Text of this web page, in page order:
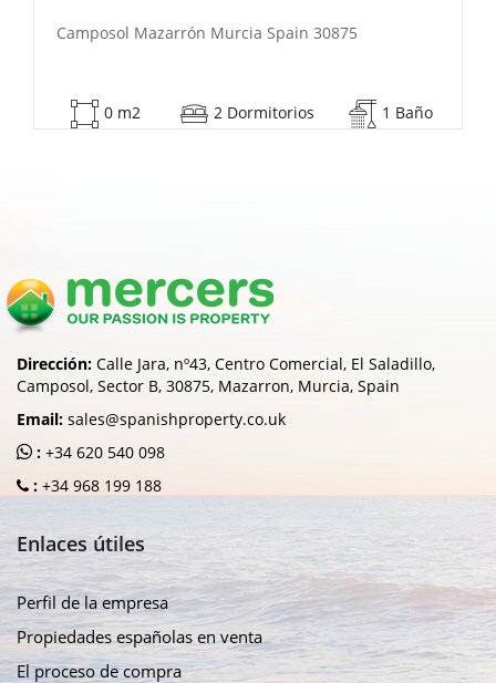
Mazarrón Murcia Spain 30875
2 Dormitorios 1 Baño
Dirección: Calle Jara, nº43, Centro Comercial, El Saladillo,
Camposol, Sector B, 30875, Mazarron, Murcia, Spain
Email: sales@spanishproperty.co.uk
: +34 620 540 098
: +34 968 199 188
Enlaces útiles
Perfil de la empresa
Propiedades españolas en venta
El proceso de compra